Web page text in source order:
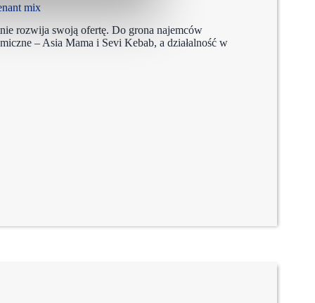
mix
rozwija swoją ofertę. Do grona najemców
– Asia Mama i Sevi Kebab, a działalność w